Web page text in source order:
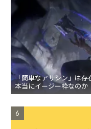
「簡単なアサシン」は存
本当にイージー枠なのか